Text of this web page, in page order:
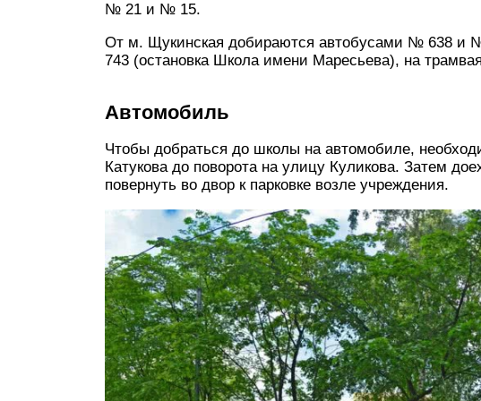
№ 21 и № 15.
От м. Щукинская добираются автобусами № 638 и
743 (остановка Школа имени Маресьева), на
Автомобиль
Чтобы добраться до школы на автомобиле,
Катукова до поворота на улицу Куликова. Затем
повернуть во двор к парковке возле учреждения.